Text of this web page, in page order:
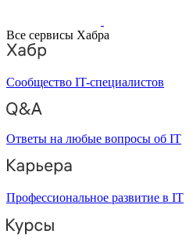
Все сервисы Хабра
Сообщество IT-специалистов
Ответы на любые вопросы об IT
Профессиональное развитие в IT